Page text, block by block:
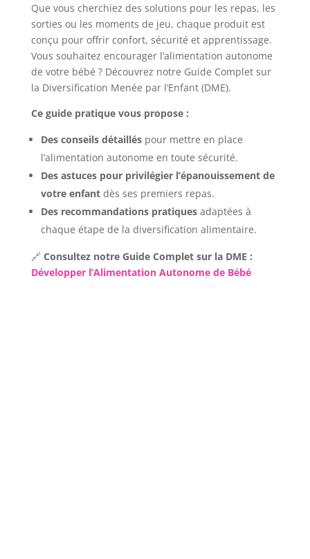
Que vous cherchiez des solutions pour les repas, les
sorties ou les moments de jeu, chaque produit est
conçu pour offrir confort, sécurité et apprentissage.
Vous souhaitez encourager l’alimentation autonome
de votre bébé ? Découvrez notre Guide Complet sur
la Diversification Menée par l’Enfant (DME).
Ce guide pratique vous propose :
Des conseils détailléspour mettre en place
l’alimentation autonome en toute sécurité.
Des astuces pour privilégier l’épanouissement de
votre enfantdès ses premiers repas.
Des recommandations pratiquesadaptées à
chaque étape de la diversification alimentaire.
🔗 Consultez notre Guide Complet sur la DME :
Développer l’Alimentation Autonome de Bébé